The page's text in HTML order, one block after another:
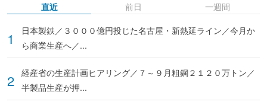
直近
日本製鉄／３０００億円投じた名古屋・新熱延ライン／今月か
ら商業生産へ／...
経産省の生産計画ヒアリング／７～９月粗鋼２１２０万トン／
半製品生産が押...
前日 一週間